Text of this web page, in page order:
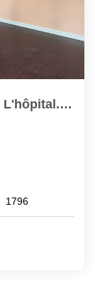
À Deux Pas Du Centre-Ville Et De L'hôpital. Bel Appartement...
1796